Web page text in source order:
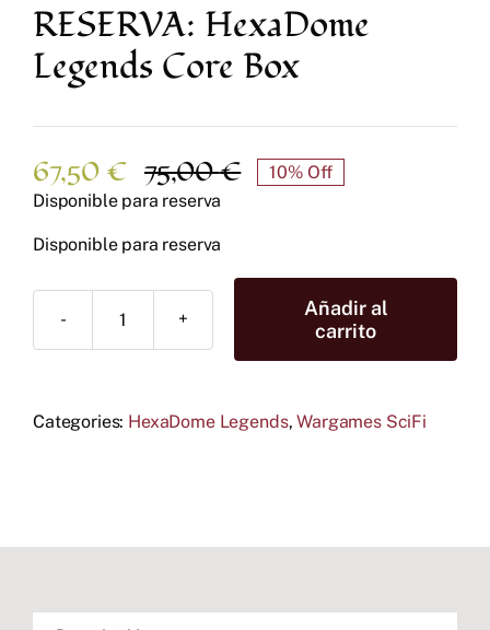
RESERVA: HexaDome
Legends Core Box
75,00€El
era:
75,00 €.
67,50 €
El
es:
67,50 €.
10% Off
Disponible para reserva
Disponible para reserva
RESERVA:
HexaDome
Box
Añadir al
carrito
Categories: HexaDome Legends,Wargames SciFi